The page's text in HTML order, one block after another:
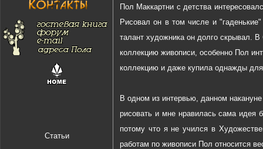
Статьи
Пол Маккартни с детства
Рисовал он в том числе и
талант художника он долго скрывал. В
коллекцию живописи, особенно Пол
коллекцию и даже купила однажды
В одном из интервью, данном
рисовать и мне нравилась сама идея
потому что я не учился в
работам по живописи Пол относится